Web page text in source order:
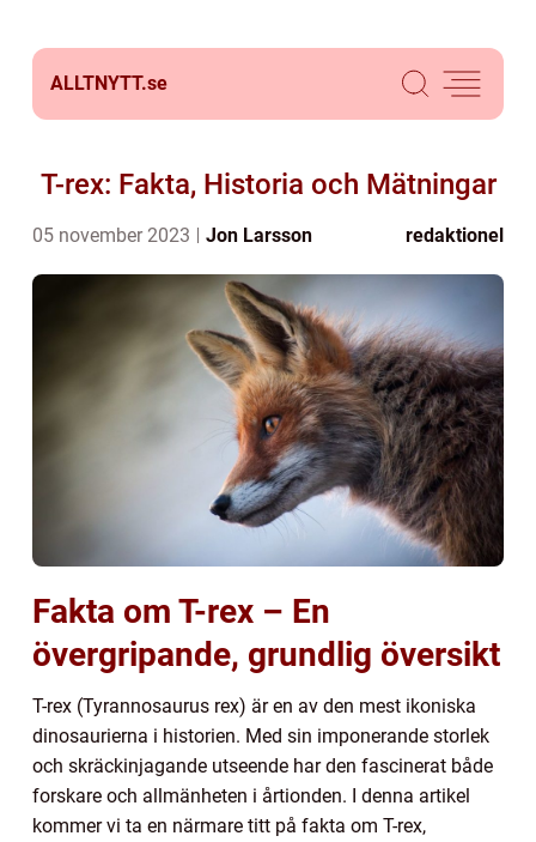
ALLTNYTT.se
T-rex: Fakta, Historia och Mätningar
05 november 2023 Jon Larsson redaktionel
Fakta om T-rex – En
övergripande, grundlig översikt
T-rex (Tyrannosaurus rex) är en av den mest ikoniska
dinosaurierna i historien. Med sin imponerande storlek
och skräckinjagande utseende har den fascinerat både
forskare och allmänheten i årtionden. I denna artikel
kommer vi ta en närmare titt på fakta om T-rex,